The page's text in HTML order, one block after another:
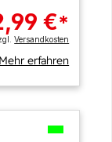
€*
Versandkosten
Mehr erfahren